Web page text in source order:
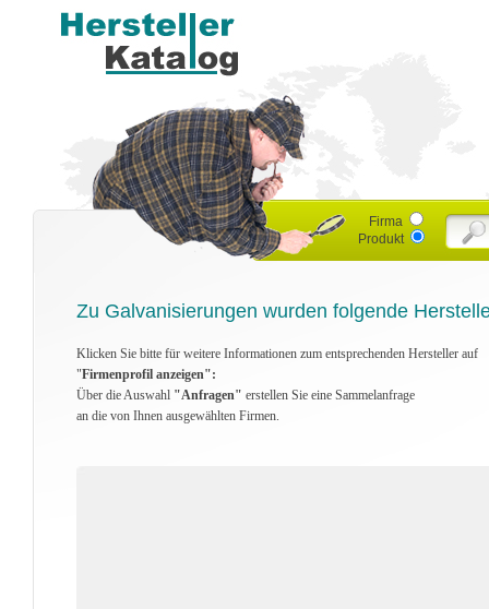
Firma
Produkt
Zu Galvanisierungen wurden folgende
Klicken Sie bitte für weitere Informationen zum entsprechenden Hersteller auf
"Firmenprofil anzeigen":
Über die Auswahl "Anfragen" erstellen Sie eine Sammelanfrage
an die von Ihnen ausgewählten Firmen.